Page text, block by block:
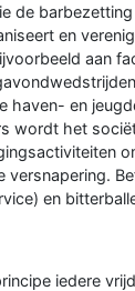
de
en
aan
haven- en
wordt het
versnapering.
en
iedere